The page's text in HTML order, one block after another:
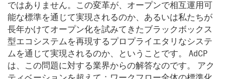
ではありません。この変革が、オープンで相互運用可
能な標準を通じて実現されるのか、あるいは私たちが
長年かけてオープン化を試みてきたブラックボックス
型エコシステムを再現するプロプライエタリなシステ
ムを通じて実現されるのか、ということです。 AdCP
は、この問題に対する業界からの解答なのです。 アク